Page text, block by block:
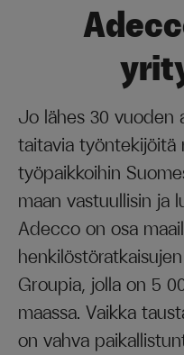
Jo lähes 30 vuoden
taitavia työntekijöitä
työpaikkoihin
maan vastuullisin ja
Adecco on osa
Groupia, jolla on 5
maassa. Vaikka
on vahva